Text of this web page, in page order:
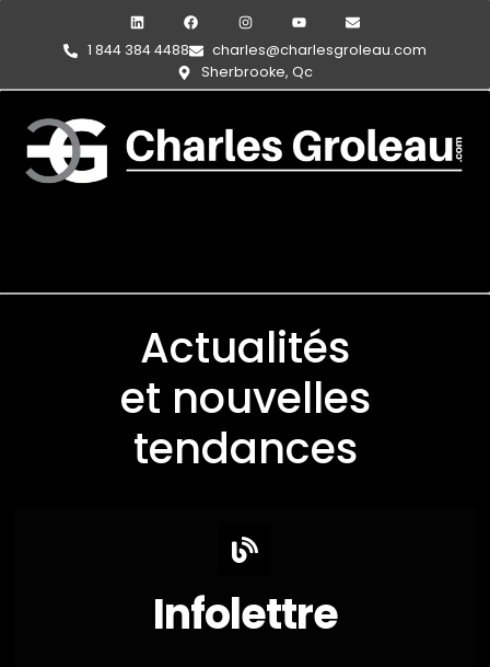
1 844 384 4488
charles@charlesgroleau.com
Sherbrooke, Qc
Actualités
et nouvelles
tendances
Infolettre